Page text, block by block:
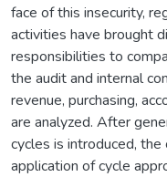
face of this insecurity,
activities have brought
responsibilities to
the audit and internal
revenue, purchasing,
are analyzed. After
cycles is introduced,
application of cycle